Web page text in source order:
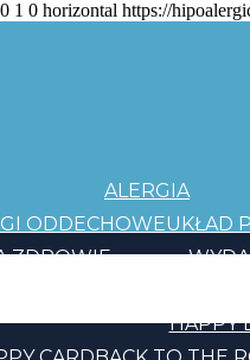
1 0 horizontal https://
ALERGIA
ODDECHOWEUKŁAD
ZDROWIE
HAPPY